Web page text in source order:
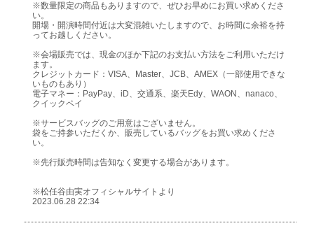
※数量限定の商品もありますので、ぜひお早めにお買い求めくださ
い。
開場・開演時間付近は大変混雑いたしますので、お時間に余裕を持
ってお越しください。
※会場販売では、現金のほか下記のお支払い方法をご利用いただけ
ます。
クレジットカード：VISA、Master、JCB、AMEX（一部使用できな
いものもあり）
電子マネー：PayPay、iD、交通系、楽天Edy、WAON、nanaco、
クイックペイ
※サービスバッグのご用意はございません。
袋をご持参いただくか、販売しているバッグをお買い求めくださ
い。
※先行販売時間は告知なく変更する場合があります。
※松任谷由実オフィシャルサイトより
2023.06.28 22:34